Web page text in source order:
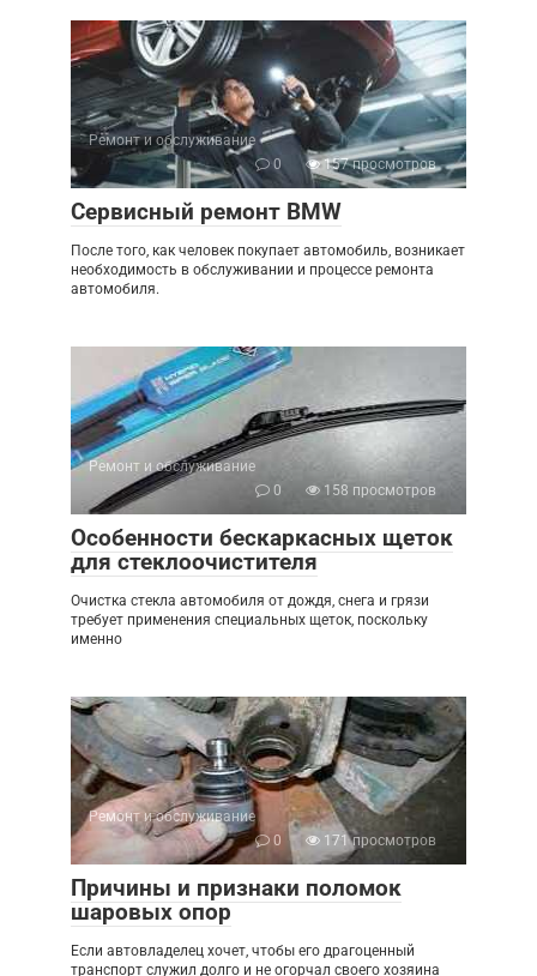
Ремонт и обслуживание
0
157 просмотров
Сервисный ремонт BMW
После того, как человек покупает автомобиль, возникает
необходимость в обслуживании и процессе ремонта
автомобиля.
Ремонт и обслуживание
0
158 просмотров
Особенности бескаркасных щеток
для стеклоочистителя
Очистка стекла автомобиля от дождя, снега и грязи
требует применения специальных щеток, поскольку
именно
Ремонт и обслуживание
0
171 просмотров
Причины и признаки поломок
шаровых опор
Если автовладелец хочет, чтобы его драгоценный
транспорт служил долго и не огорчал своего хозяина